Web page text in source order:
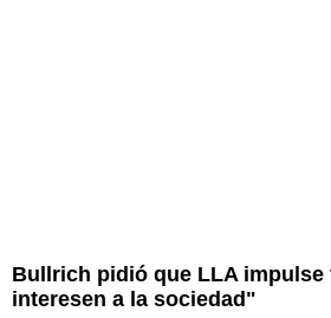
Bullrich pidió que LLA impulse
interesen a la sociedad"